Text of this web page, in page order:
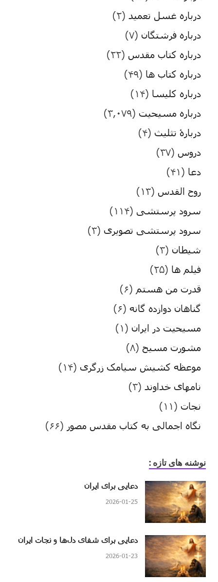
درباره غسل تعمید (۲)
درباره فرشتگان (۷)
درباره کتاب مقدس (۲۲)
درباره کتاب ها (۴۹)
درباره کلیسا (۱۴)
درباره مسیحیت (۳,۰۷۹)
دربارۀ تثلیث (۴)
دروس (۳۷)
دعا (۴۱)
روح القدس (۱۳)
سرود پرستشی (۱۱۴)
سرود پرستشی تصویری (۳)
شیطان (۳)
فیلم ها (۲۵)
قدرت من هستم (۶)
گناهان دوازده گانه (۶)
مسیحیت در ایران (۱)
مشورت مسیح (۸)
موعظه کشیش سیامک زرگری (۱۴)
نامهای خداوند (۳)
نجات (۱۱)
نگاه اجمالی به کتاب مقدس مصور (۶۶)
نوشنه های تازه :
دعایی برای ایران
2026-01-25
دعایی برای شفای دل‌ها و نجات ایران
2026-01-23